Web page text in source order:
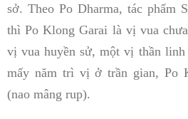
sở. Theo Po Dharma, tác phẩm
thì Po Klong Garai là vị vua
vị vua huyền sử, một vị thần linh
mấy năm trì vị ở trần gian, Po
(nao mâng rup).